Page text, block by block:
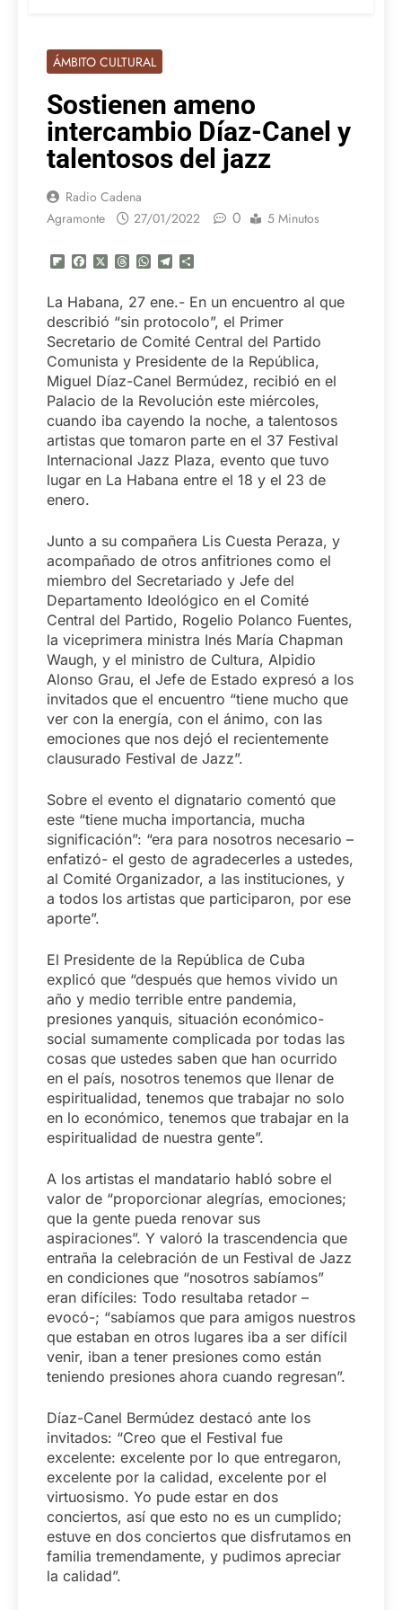
ÁMBITO CULTURAL
Sostienen ameno
intercambio Díaz-Canel y
talentosos del jazz
Radio Cadena
Agramonte
27/01/2022 0 5 Minutos
Flipboard
FacebookThreadsWhatsApp
Telegram
La Habana, 27 ene.- En un encuentro al que
describió “sin protocolo”, el Primer
Secretario de Comité Central del Partido
Comunista y Presidente de la República,
Miguel Díaz-Canel Bermúdez, recibió en el
Palacio de la Revolución este miércoles,
cuando iba cayendo la noche, a talentosos
artistas que tomaron parte en el 37 Festival
Internacional Jazz Plaza, evento que tuvo
lugar en La Habana entre el 18 y el 23 de
enero.
Junto a su compañera Lis Cuesta Peraza, y
acompañado de otros anfitriones como el
miembro del Secretariado y Jefe del
Departamento Ideológico en el Comité
Central del Partido, Rogelio Polanco Fuentes,
la viceprimera ministra Inés María Chapman
Waugh, y el ministro de Cultura, Alpidio
Alonso Grau, el Jefe de Estado expresó a los
invitados que el encuentro “tiene mucho que
ver con la energía, con el ánimo, con las
emociones que nos dejó el recientemente
clausurado Festival de Jazz”.
Sobre el evento el dignatario comentó que
este “tiene mucha importancia, mucha
significación”: “era para nosotros necesario –
enfatizó- el gesto de agradecerles a ustedes,
al Comité Organizador, a las instituciones, y
a todos los artistas que participaron, por ese
aporte”.
El Presidente de la República de Cuba
explicó que “después que hemos vivido un
año y medio terrible entre pandemia,
presiones yanquis, situación económico-
social sumamente complicada por todas las
cosas que ustedes saben que han ocurrido
en el país, nosotros tenemos que llenar de
espiritualidad, tenemos que trabajar no solo
en lo económico, tenemos que trabajar en la
espiritualidad de nuestra gente”.
A los artistas el mandatario habló sobre el
valor de “proporcionar alegrías, emociones;
que la gente pueda renovar sus
aspiraciones”. Y valoró la trascendencia que
entraña la celebración de un Festival de Jazz
en condiciones que “nosotros sabíamos”
eran difíciles: Todo resultaba retador –
evocó-; “sabíamos que para amigos nuestros
que estaban en otros lugares iba a ser difícil
venir, iban a tener presiones como están
teniendo presiones ahora cuando regresan”.
Díaz-Canel Bermúdez destacó ante los
invitados: “Creo que el Festival fue
excelente: excelente por lo que entregaron,
excelente por la calidad, excelente por el
virtuosismo. Yo pude estar en dos
conciertos, así que esto no es un cumplido;
estuve en dos conciertos que disfrutamos en
familia tremendamente, y pudimos apreciar
la calidad”.